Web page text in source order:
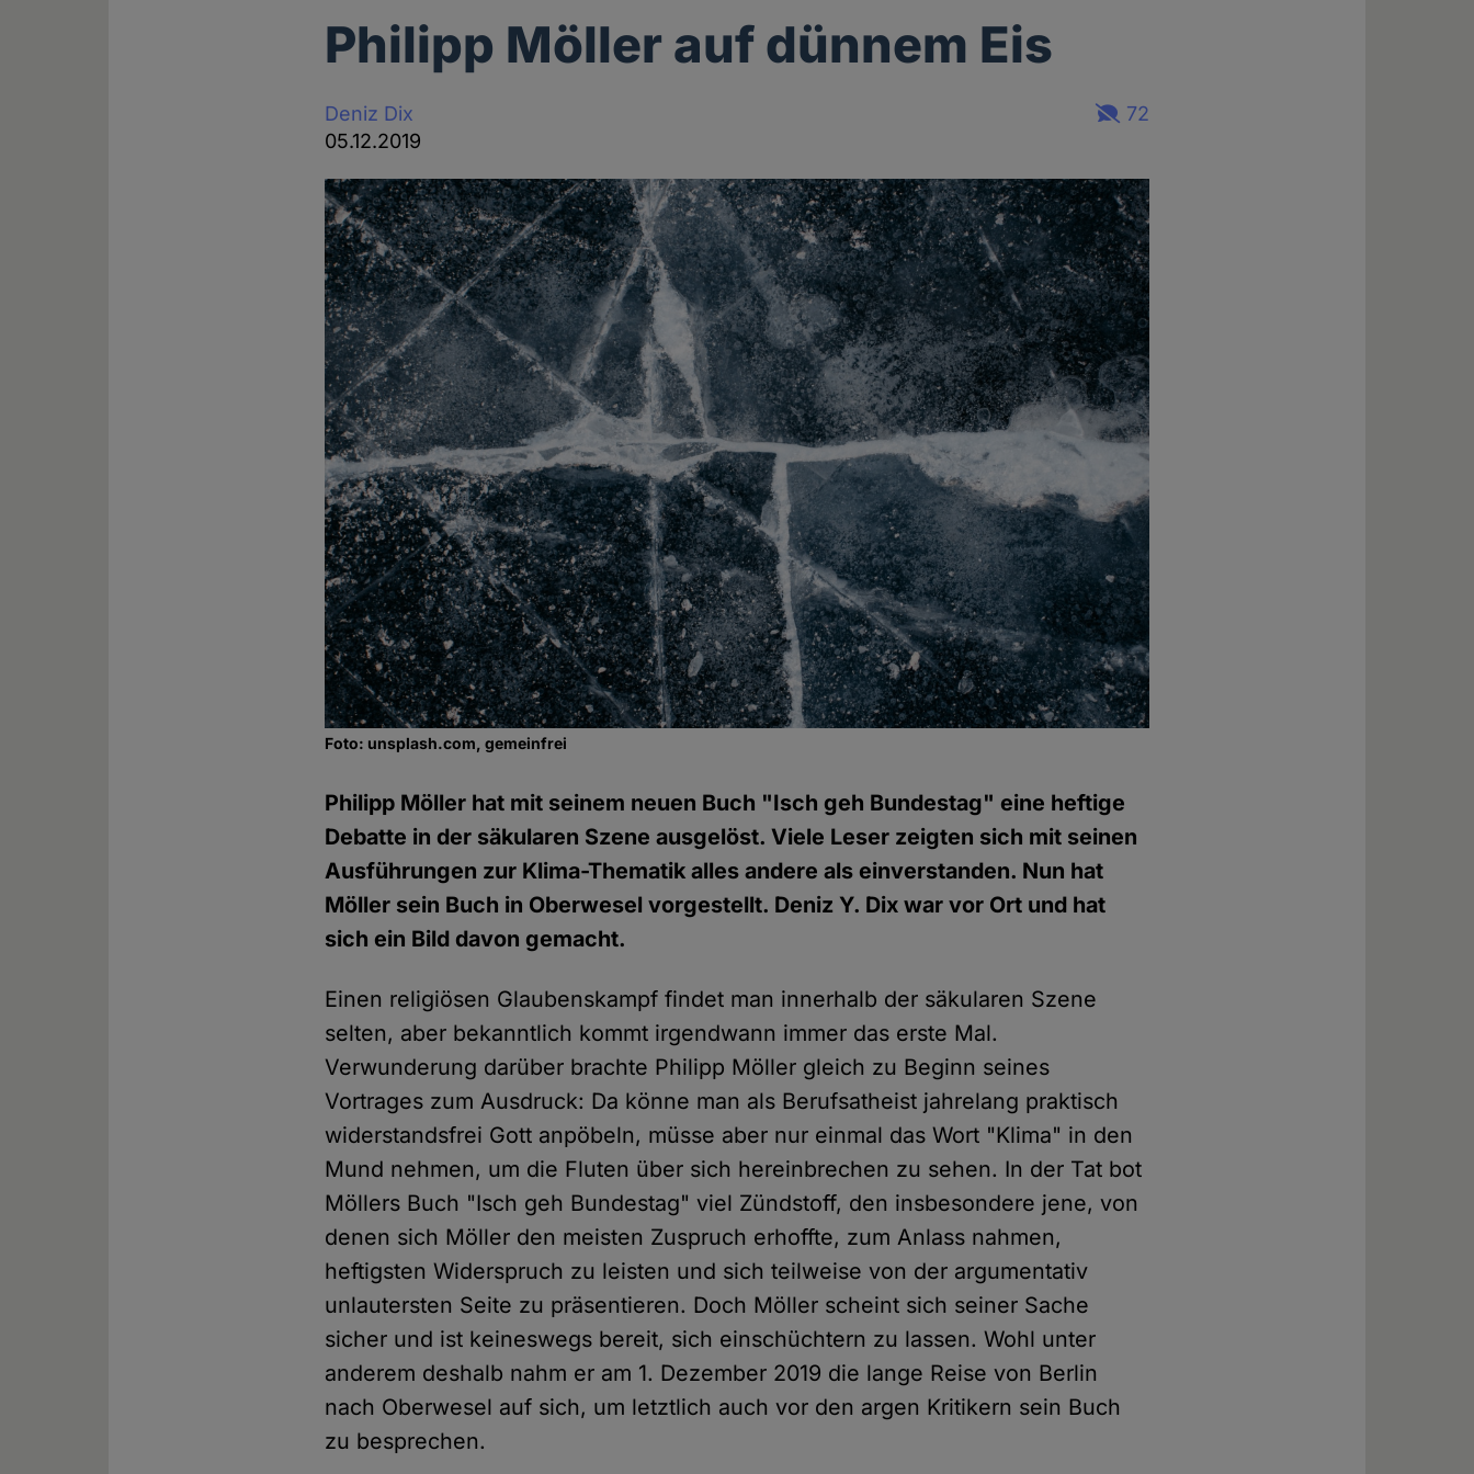
Philipp Möller auf dünnem Eis
Deniz Dix
05.12.2019
72
Foto: unsplash.com, gemeinfrei
Philipp Möller hat mit seinem neuen Buch "Isch geh Bundestag" eine heftige
Debatte in der säkularen Szene ausgelöst. Viele Leser zeigten sich mit seinen
Ausführungen zur Klima-Thematik alles andere als einverstanden. Nun hat
Möller sein Buch in Oberwesel vorgestellt. Deniz Y. Dix war vor Ort und hat
sich ein Bild davon gemacht.
Einen religiösen Glaubenskampf findet man innerhalb der säkularen Szene
selten, aber bekanntlich kommt irgendwann immer das erste Mal.
Verwunderung darüber brachte Philipp Möller gleich zu Beginn seines
Vortrages zum Ausdruck: Da könne man als Berufsatheist jahrelang praktisch
widerstandsfrei Gott anpöbeln, müsse aber nur einmal das Wort "Klima" in den
Mund nehmen, um die Fluten über sich hereinbrechen zu sehen. In der Tat bot
Möllers Buch "Isch geh Bundestag" viel Zündstoff, den insbesondere jene, von
denen sich Möller den meisten Zuspruch erhoffte, zum Anlass nahmen,
heftigsten Widerspruch zu leisten und sich teilweise von der argumentativ
unlautersten Seite zu präsentieren. Doch Möller scheint sich seiner Sache
sicher und ist keineswegs bereit, sich einschüchtern zu lassen. Wohl unter
anderem deshalb nahm er am 1. Dezember 2019 die lange Reise von Berlin
nach Oberwesel auf sich, um letztlich auch vor den argen Kritikern sein Buch
zu besprechen.